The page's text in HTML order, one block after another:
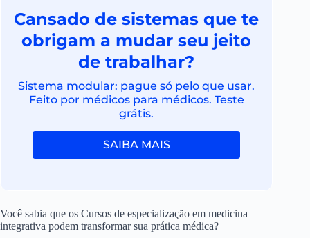
Cansado de sistemas que te
obrigam a mudar seu jeito
de trabalhar?
Sistema modular: pague só pelo que usar.
Feito por médicos para médicos. Teste
grátis.
SAIBA MAIS
Você sabia que os Cursos de especialização em medicina
integrativa podem transformar sua prática médica?